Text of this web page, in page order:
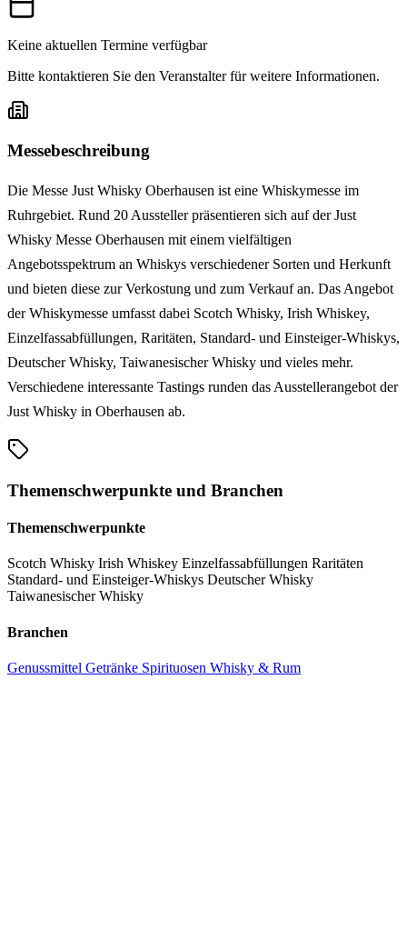
Keine aktuellen Termine verfügbar
Bitte kontaktieren Sie den Veranstalter für weitere Informationen.
Messebeschreibung
Die Messe Just Whisky Oberhausen ist eine Whiskymesse im
Ruhrgebiet. Rund 20 Aussteller präsentieren sich auf der Just
Whisky Messe Oberhausen mit einem vielfältigen
Angebotsspektrum an Whiskys verschiedener Sorten und Herkunft
und bieten diese zur Verkostung und zum Verkauf an. Das Angebot
der Whiskymesse umfasst dabei Scotch Whisky, Irish Whiskey,
Einzelfassabfüllungen, Raritäten, Standard- und Einsteiger-Whiskys,
Deutscher Whisky, Taiwanesischer Whisky und vieles mehr.
Verschiedene interessante Tastings runden das Ausstellerangebot der
Just Whisky in Oberhausen ab.
Themenschwerpunkte und Branchen
Themenschwerpunkte
Scotch Whisky Irish Whiskey Einzelfassabfüllungen Raritäten
Standard- und Einsteiger-Whiskys Deutscher Whisky
Taiwanesischer Whisky
Branchen
Genussmittel Getränke Spirituosen Whisky & Rum